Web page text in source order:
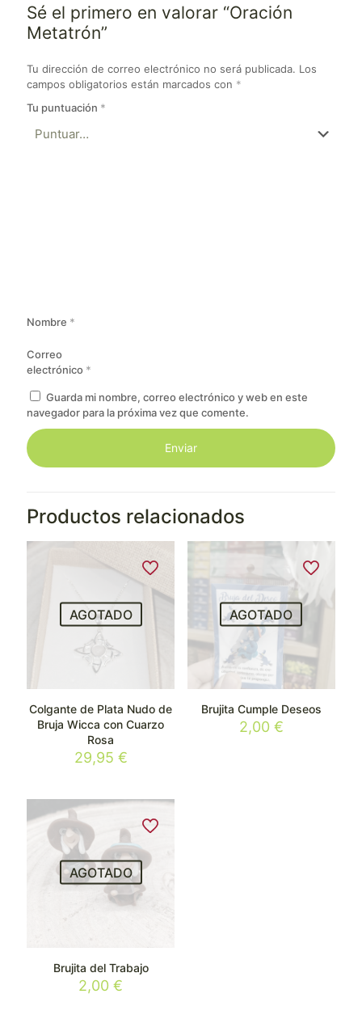
Sé el primero en valorar “Oración
Metatrón”
Tu dirección de correo electrónico no será publicada. Los
campos obligatorios están marcados con *
Tu puntuación *
Nombre *
Correo
electrónico *
Guarda mi nombre, correo electrónico y web en este
navegador para la próxima vez que comente.
Productos relacionados
AGOTADO
Colgante de Plata Nudo de
Bruja Wicca con Cuarzo
Rosa
29,95 €
AGOTADO
Brujita Cumple Deseos
2,00 €
AGOTADO
Brujita del Trabajo
2,00€